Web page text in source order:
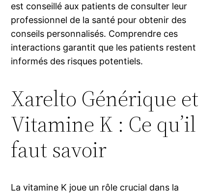
est conseillé aux patients de consulter leur
professionnel de la santé pour obtenir des
conseils personnalisés. Comprendre ces
interactions garantit que les patients restent
informés des risques potentiels.
Xarelto Générique et
Vitamine K : Ce qu’il
faut savoir
La vitamine K joue un rôle crucial dans la